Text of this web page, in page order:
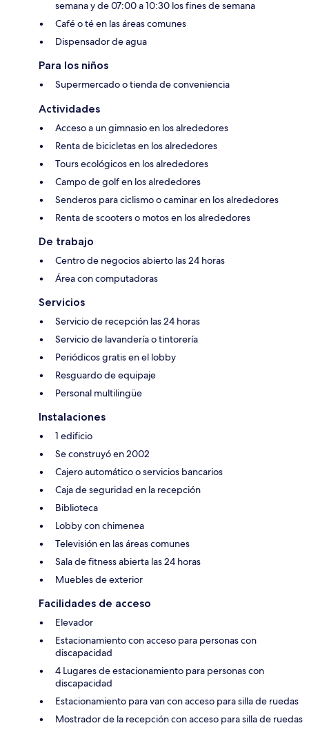
semana y de 07:00 a 10:30 los fines de semana
Café o té en las áreas comunes
Dispensador de agua
Para los niños
Supermercado o tienda de conveniencia
Actividades
Acceso a un gimnasio en los alrededores
Renta de bicicletas en los alrededores
Tours ecológicos en los alrededores
Campo de golf en los alrededores
Senderos para ciclismo o caminar en los alrededores
Renta de scooters o motos en los alrededores
De trabajo
Centro de negocios abierto las 24 horas
Área con computadoras
Servicios
Servicio de recepción las 24 horas
Servicio de lavandería o tintorería
Periódicos gratis en el lobby
Resguardo de equipaje
Personal multilingüe
Instalaciones
1 edificio
Se construyó en 2002
Cajero automático o servicios bancarios
Caja de seguridad en la recepción
Biblioteca
Lobby con chimenea
Televisión en las áreas comunes
Sala de fitness abierta las 24 horas
Muebles de exterior
Facilidades de acceso
Elevador
Estacionamiento con acceso para personas con
discapacidad
4 Lugares de estacionamiento para personas con
discapacidad
Estacionamiento para van con acceso para silla de ruedas
Mostrador de la recepción con acceso para silla de ruedas